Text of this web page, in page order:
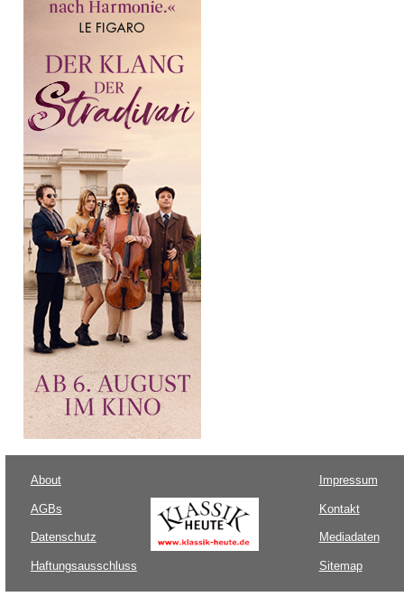
About
AGBs
Datenschutz
Haftungsausschluss
Impressum
Kontakt
Mediadaten
Sitemap